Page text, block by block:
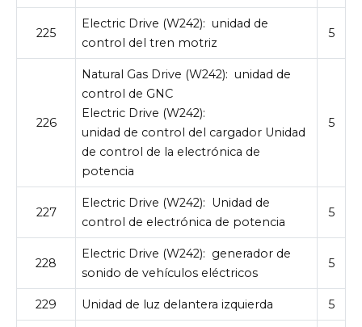
225
Electric Drive (W242): unidad de
control del tren motriz
5
226
Natural Gas Drive (W242): unidad de
control de GNC
Electric Drive (W242):
unidad de control del cargador Unidad
de control de la electrónica de
potencia
5
227
Electric Drive (W242): Unidad de
control de electrónica de potencia
5
228
Electric Drive (W242): generador de
sonido de vehículos eléctricos
5
229 Unidad de luz delantera izquierda 5